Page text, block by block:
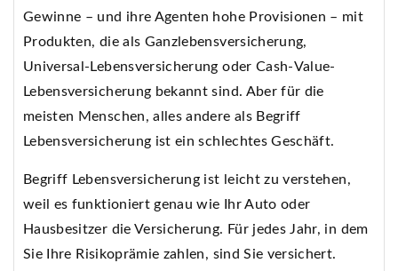
Gewinne – und ihre Agenten hohe Provisionen – mit
Produkten, die als Ganzlebensversicherung,
Universal-Lebensversicherung oder Cash-Value-
Lebensversicherung bekannt sind. Aber für die
meisten Menschen, alles andere als Begriff
Lebensversicherung ist ein schlechtes Geschäft.
Begriff Lebensversicherung ist leicht zu verstehen,
weil es funktioniert genau wie Ihr Auto oder
Hausbesitzer die Versicherung. Für jedes Jahr, in dem
Sie Ihre Risikoprämie zahlen, sind Sie versichert.